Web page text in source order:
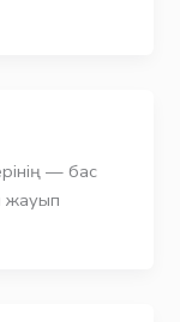
— бас
жауып